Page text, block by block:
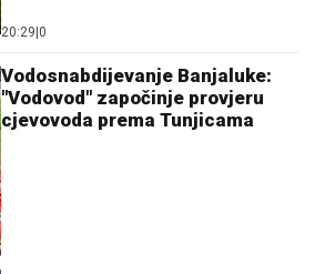
20:29 0
Vodosnabdijevanje Banjaluke:
"Vodovod" započinje provjeru
cjevovoda prema Tunjicama